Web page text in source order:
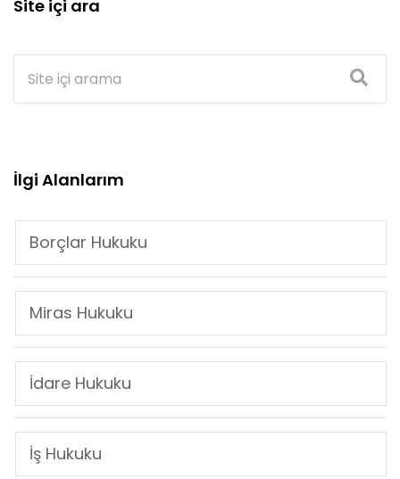
Site içi ara
İlgi Alanlarım
Borçlar Hukuku
Miras Hukuku
İdare Hukuku
İş Hukuku